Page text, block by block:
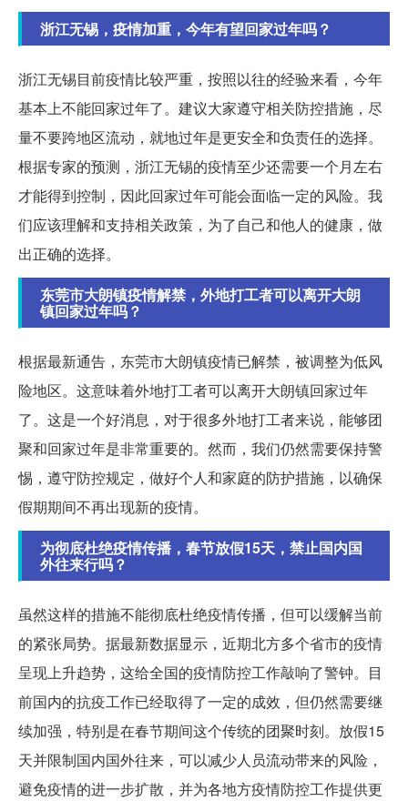
浙江无锡，疫情加重，今年有望回家过年吗？
浙江无锡目前疫情比较严重，按照以往的经验来看，今年
基本上不能回家过年了。建议大家遵守相关防控措施，尽
量不要跨地区流动，就地过年是更安全和负责任的选择。
根据专家的预测，浙江无锡的疫情至少还需要一个月左右
才能得到控制，因此回家过年可能会面临一定的风险。我
们应该理解和支持相关政策，为了自己和他人的健康，做
出正确的选择。
东莞市大朗镇疫情解禁，外地打工者可以离开大朗
镇回家过年吗？
根据最新通告，东莞市大朗镇疫情已解禁，被调整为低风
险地区。这意味着外地打工者可以离开大朗镇回家过年
了。这是一个好消息，对于很多外地打工者来说，能够团
聚和回家过年是非常重要的。然而，我们仍然需要保持警
惕，遵守防控规定，做好个人和家庭的防护措施，以确保
假期期间不再出现新的疫情。
为彻底杜绝疫情传播，春节放假15天，禁止国内国
外往来行吗？
虽然这样的措施不能彻底杜绝疫情传播，但可以缓解当前
的紧张局势。据最新数据显示，近期北方多个省市的疫情
呈现上升趋势，这给全国的疫情防控工作敲响了警钟。目
前国内的抗疫工作已经取得了一定的成效，但仍然需要继
续加强，特别是在春节期间这个传统的团聚时刻。放假15
天并限制国内国外往来，可以减少人员流动带来的风险，
避免疫情的进一步扩散，并为各地方疫情防控工作提供更